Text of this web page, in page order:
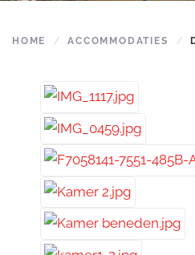
HOME ACCOMMODATIES